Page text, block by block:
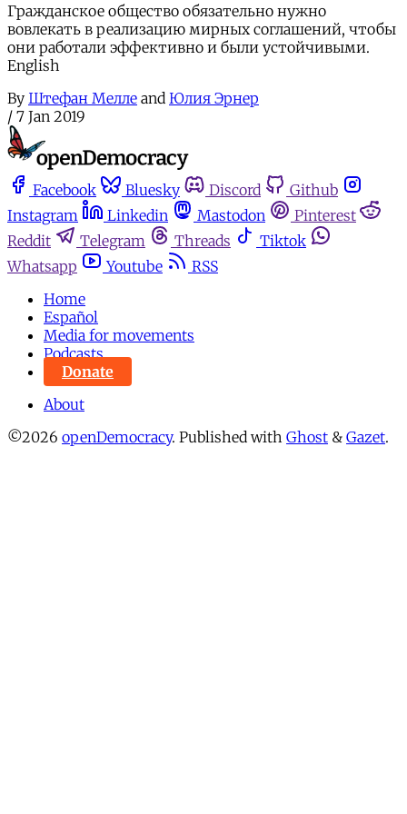
Гражданское общество обязательно нужно
вовлекать в реализацию мирных соглашений, чтобы
они работали эффективно и были устойчивыми.
English
By Штефан Мелле and Юлия Эрнер
/ 7 Jan 2019
Facebook Bluesky Discord
Github
Instagram
Linkedin Mastodon
Pinterest
Reddit
Telegram Threads
Tiktok
Whatsapp
Youtube
RSS
Home
Español
Media for movements
Podcasts
Donate
About
©2026 openDemocracy. Published with Ghost & Gazet.